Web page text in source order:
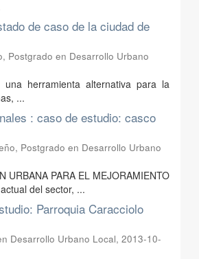
de caso de la ciudad de
Postgrado en Desarrollo Urbano
herramienta alternativa para la
...
: caso de estudio: casco
Postgrado en Desarrollo Urbano
URBANA PARA EL MEJORAMIENTO
del sector, ...
Parroquia Caracciolo
Desarrollo Urbano Local, 2013-10-